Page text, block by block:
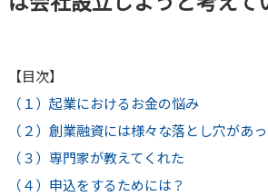
【目次】
（１）起業におけるお金の悩み
（２）創業融資には様々な落とし穴があ
（３）専門家が教えてくれた
（４）申込をするためには？